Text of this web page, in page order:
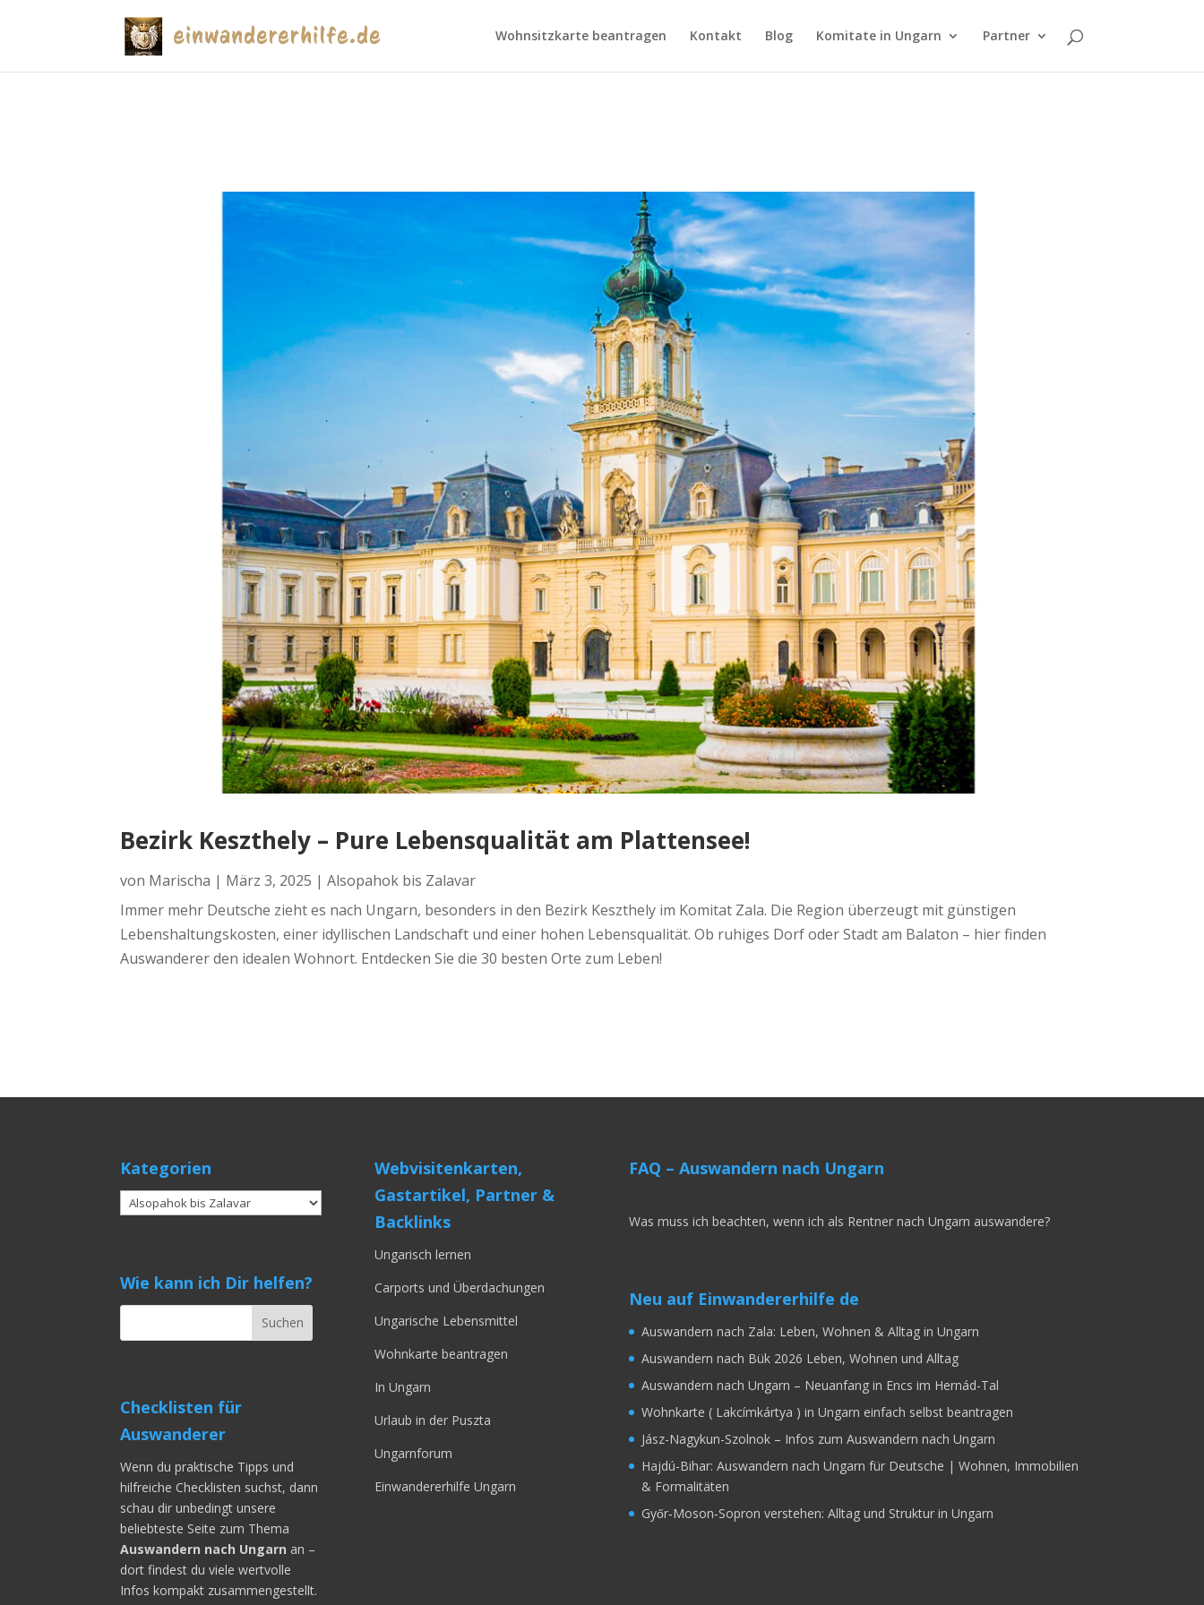
Wohnsitzkarte beantragen Kontakt Blog Komitate in Ungarn Partner
Bezirk Keszthely – Pure Lebensqualität am Plattensee!
von Marischa | März 3, 2025 |Alsopahok bis Zalavar
Immer mehr Deutsche zieht es nach Ungarn, besonders in den Bezirk Keszthely im Komitat Zala. Die Region überzeugt mit günstigen
Lebenshaltungskosten, einer idyllischen Landschaft und einer hohen Lebensqualität. Ob ruhiges Dorf oder Stadt am Balaton – hier finden
Auswanderer den idealen Wohnort. Entdecken Sie die 30 besten Orte zum Leben!
Kategorien
Kategorien
Wie kann ich Dir helfen?
Checklisten für
Auswanderer
Wenn du praktische Tipps und
hilfreiche Checklisten suchst, dann
schau dir unbedingt unsere
beliebteste Seite zum Thema
Auswandern nach Ungarn an –
dort findest du viele wertvolle
Infos kompakt zusammengestellt.
Webvisitenkarten,
Gastartikel, Partner &
Backlinks
Ungarisch lernen
Carports und Überdachungen
Ungarische Lebensmittel
Wohnkarte beantragen
In Ungarn
Urlaub in der Puszta
Ungarnforum
Einwandererhilfe Ungarn
FAQ – Auswandern nach Ungarn
Was muss ich beachten, wenn ich als Rentner nach Ungarn auswandere?
Neu auf Einwandererhilfe de
Auswandern nach Zala: Leben, Wohnen & Alltag in Ungarn
Auswandern nach Bük 2026 Leben, Wohnen und Alltag
Auswandern nach Ungarn – Neuanfang in Encs im Hernád-Tal
Wohnkarte ( Lakcímkártya ) in Ungarn einfach selbst beantragen
Jász-Nagykun-Szolnok – Infos zum Auswandern nach Ungarn
Hajdú-Bihar: Auswandern nach Ungarn für Deutsche | Wohnen, Immobilien
& Formalitäten
Győr‑Moson‑Sopron verstehen: Alltag und Struktur in Ungarn